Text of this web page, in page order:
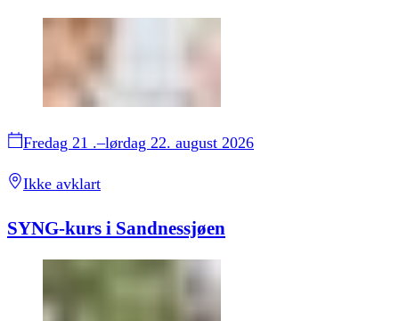
Fredag 21 .–lørdag 22. august 2026
Ikke avklart
SYNG-kurs i Sandnessjøen